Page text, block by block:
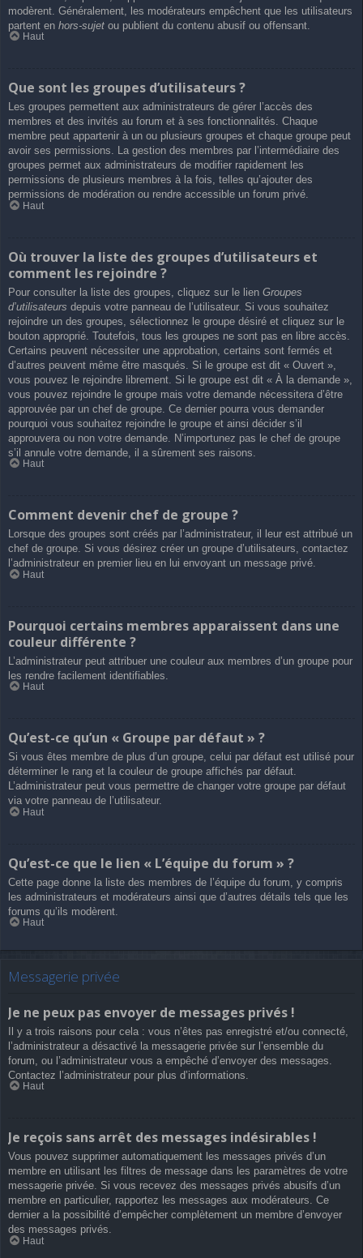
modèrent. Généralement, les modérateurs empêchent que les utilisateurs
partent en hors-sujet ou publient du contenu abusif ou offensant.
Haut
Que sont les groupes d’utilisateurs ?
Les groupes permettent aux administrateurs de gérer l’accès des
membres et des invités au forum et à ses fonctionnalités. Chaque
membre peut appartenir à un ou plusieurs groupes et chaque groupe peut
avoir ses permissions. La gestion des membres par l’intermédiaire des
groupes permet aux administrateurs de modifier rapidement les
permissions de plusieurs membres à la fois, telles qu’ajouter des
permissions de modération ou rendre accessible un forum privé.
Haut
Où trouver la liste des groupes d’utilisateurs et
comment les rejoindre ?
Pour consulter la liste des groupes, cliquez sur le lien Groupes
d’utilisateurs depuis votre panneau de l’utilisateur. Si vous souhaitez
rejoindre un des groupes, sélectionnez le groupe désiré et cliquez sur le
bouton approprié. Toutefois, tous les groupes ne sont pas en libre accès.
Certains peuvent nécessiter une approbation, certains sont fermés et
d’autres peuvent même être masqués. Si le groupe est dit « Ouvert »,
vous pouvez le rejoindre librement. Si le groupe est dit « À la demande »,
vous pouvez rejoindre le groupe mais votre demande nécessitera d’être
approuvée par un chef de groupe. Ce dernier pourra vous demander
pourquoi vous souhaitez rejoindre le groupe et ainsi décider s’il
approuvera ou non votre demande. N’importunez pas le chef de groupe
s’il annule votre demande, il a sûrement ses raisons.
Haut
Comment devenir chef de groupe ?
Lorsque des groupes sont créés par l’administrateur, il leur est attribué un
chef de groupe. Si vous désirez créer un groupe d’utilisateurs, contactez
l’administrateur en premier lieu en lui envoyant un message privé.
Haut
Pourquoi certains membres apparaissent dans une
couleur différente ?
L’administrateur peut attribuer une couleur aux membres d’un groupe pour
les rendre facilement identifiables.
Haut
Qu’est-ce qu’un « Groupe par défaut » ?
Si vous êtes membre de plus d’un groupe, celui par défaut est utilisé pour
déterminer le rang et la couleur de groupe affichés par défaut.
L’administrateur peut vous permettre de changer votre groupe par défaut
via votre panneau de l’utilisateur.
Haut
Qu’est-ce que le lien « L’équipe du forum » ?
Cette page donne la liste des membres de l’équipe du forum, y compris
les administrateurs et modérateurs ainsi que d’autres détails tels que les
forums qu’ils modèrent.
Haut
Messagerie privée
Je ne peux pas envoyer de messages privés !
Il y a trois raisons pour cela : vous n’êtes pas enregistré et/ou connecté,
l’administrateur a désactivé la messagerie privée sur l’ensemble du
forum, ou l’administrateur vous a empêché d’envoyer des messages.
Contactez l’administrateur pour plus d’informations.
Haut
Je reçois sans arrêt des messages indésirables !
Vous pouvez supprimer automatiquement les messages privés d’un
membre en utilisant les filtres de message dans les paramètres de votre
messagerie privée. Si vous recevez des messages privés abusifs d’un
membre en particulier, rapportez les messages aux modérateurs. Ce
dernier a la possibilité d’empêcher complètement un membre d’envoyer
des messages privés.
Haut